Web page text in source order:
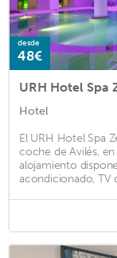
desde
48€
URH Hotel Spa
Hotel
El URH Hotel Spa
coche de Avilés,
alojamiento
acondicionado, TV